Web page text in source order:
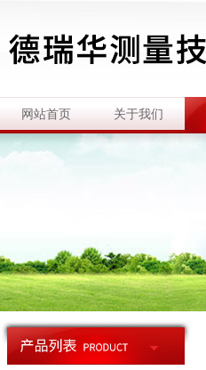
网站首页 关于我们